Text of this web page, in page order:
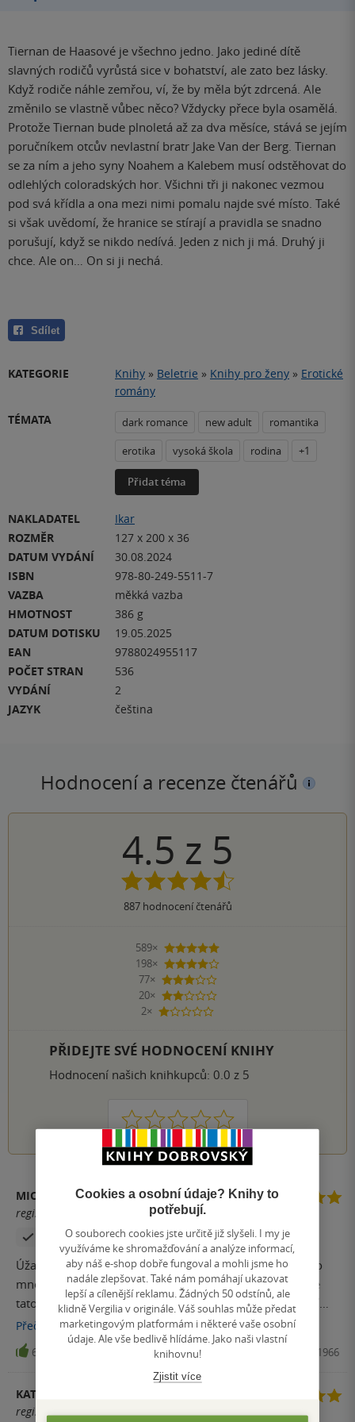
Tiernan de Haasové je všechno jedno. Jako jediné dítě
slavných rodičů vyrůstá sice v bohatství, ale zato bez lásky.
Když rodiče náhle zemřou, ví, že by měla být zdrcená. Ale
změnilo se vlastně vůbec něco? Vždycky přece byla osamělá.
Protože Tiernan bude plnoletá až za dva měsíce, stává se jejím
poručníkem otcův nevlastní bratr Jake Van der Berg. Tiernan
se za ním a jeho syny Noahem a Kalebem musí odstěhovat do
odlehlých coloradských hor. Všichni tři ji nakonec vezmou
pod svá křídla a ona mezi nimi pomalu najde své místo. Také
si však uvědomí, že hranice se stírají a pravidla se snadno
porušují, když se nikdo nedívá. Jeden z nich ji má. Druhý ji
chce. Ale on… On si ji nechá.
Sdílet
KATEGORIE Knihy » Beletrie » Knihy pro ženy » Erotické
romány
TÉMATA
dark romance new adult
romantika
erotika
vysoká škola rodina +1
Přidat téma
NAKLADATEL
Ikar
ROZMĚR
127 x 200 x 36
DATUM VYDÁNÍ
30.08.2024
ISBN
978-80-249-5511-7
VAZBA
měkká vazba
HMOTNOST
386 g
DATUM DOTISKU
19.05.2025
EAN
9788024955117
POČET STRAN
536
VYDÁNÍ
2
JAZYK
čeština
Hodnocení a recenze čtenářů
4.5 z 5
887hodnocení čtenářů
589×
5 hvězdiček
198×
4 hvězdičky
77×
3 hvězdičky
20×
2 hvězdičky
2×
1 hvezdička
PŘIDEJTE SVÉ HODNOCENÍ KNIHY
Hodnocení našich knihkupců: 0.0 z 5
1 2 3 4 5
MICHALA MYNÁŘOVÁ
registrovaný uživatel
Zakoupil produkt
Úžasná, zvrácená, láska. Bože, to bylo dokonalé! Dlouho
mne žádný příběh takto nezaujal. Nutno podotknout, že
tato kniha není pro rýpavé čtenáře ani ty kteří neholdují
zvráceným erotickým románům. Celou knihu jsem zhltla za
9,5 hodiny. Četla jsem po dlouhé době celou noc a kus
dopoledne, jak neskutečně čtivě to bylo. Těm, kteří milují
dark romance, lehce toxické vztahy, drama, ale i úžasnou
erotickou linku, která je svým způsobem hodně za hranou,
knihu velmi doporučuji.
Přečíst více
66 Kniha, Ikar, 2023, 9788024951966
KATEŘINA
registrovaný uživatel
Cookies a osobní údaje? Knihy to
potřebují.
O souborech cookies jste určitě již slyšeli. I my je
využíváme ke shromažďování a analýze informací,
aby náš e-shop dobře fungoval a mohli jsme ho
nadále zlepšovat. Také nám pomáhají ukazovat
lepší a cílenější reklamu. Žádných 50 odstínů, ale
klidně Vergilia v originále. Váš souhlas může předat
marketingovým platformám i některé vaše osobní
údaje. Ale vše bedlivě hlídáme. Jako naši vlastní
knihovnu!
Zjistit více